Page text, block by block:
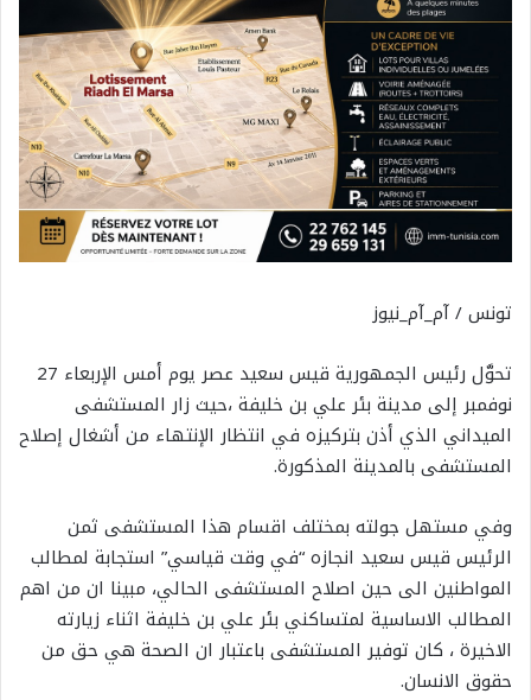
تونس / آم_آم_نيوز
تحوَّل رئيس الجمهورية قيس سعيد عصر يوم أمس الإربعاء 27
نوفمبر إلى مدينة بئر علي بن خليفة ،حيث زار المستشفى
الميداني الذي أذن بتركيزه في انتظار الإنتهاء من أشغال إصلاح
المستشفى بالمدينة المذكورة.
وفي مستهل جولته بمختلف اقسام هذا المستشفى ثمن
الرئيس قيس سعيد انجازه “في وقت قياسي” استجابة لمطالب
المواطنين الى حين اصلاح المستشفى الحالي، مبينا ان من اهم
المطالب الاساسية لمتساكني بئر علي بن خليفة اثناء زيارته
الاخيرة ، كان توفير المستشفى باعتبار ان الصحة هي حق من
حقوق الانسان.